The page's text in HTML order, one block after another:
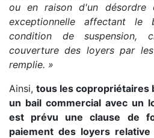
ou en raison d'un désordre
exceptionnelle affectant
condition de suspension,
couverture des loyers par
remplie. »
Ainsi, tous les copropriétaires
un bail commercial avec un
est prévu une clause de
paiement des loyers